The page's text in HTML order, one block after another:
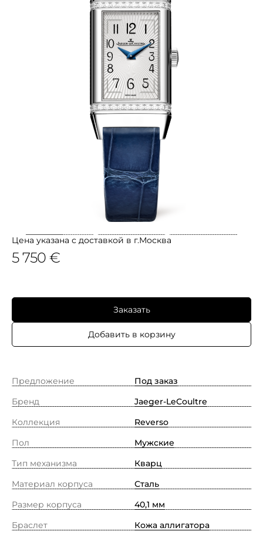
Цена указана с доставкой в г.Москва
5 750 €
Заказать
Добавить в корзину
Предложение
Под заказ
Бренд
Jaeger-LeCoultre
Коллекция
Reverso
Пол
Мужские
Тип механизма
Кварц
Материал корпуса
Сталь
Размер корпуса
40,1 мм
Браслет
Кожа аллигатора